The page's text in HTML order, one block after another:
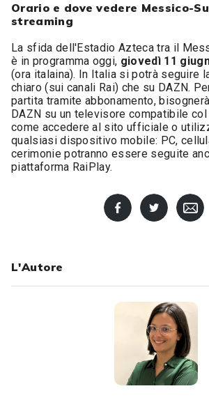
Orario e dove vedere Messico-
streaming
La sfida dell'Estadio Azteca tra il
è in programma oggi, giovedì 11
(ora italaina). In Italia si potrà seguire
chiaro (sui canali Rai) che su DAZN.
partita tramite abbonamento,
DAZN su un televisore compatibile
come accedere al sito ufficiale o
qualsiasi dispositivo mobile: PC,
cerimonie potranno essere seguite
piattaforma RaiPlay.
L'Autore